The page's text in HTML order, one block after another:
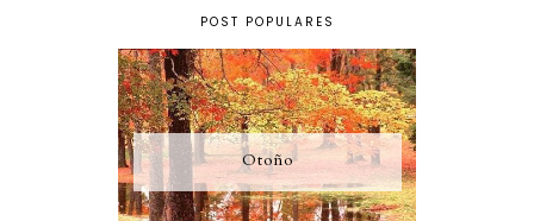
POST POPULARES
Otoño